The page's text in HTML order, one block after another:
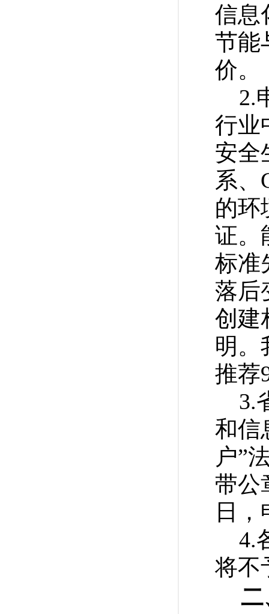
信息
节能
价。
2.
行业
安全
系、
的环
证。
标准
落后
创建
明。
推荐
3.
和信
户”
带公
日
4.
将不
二